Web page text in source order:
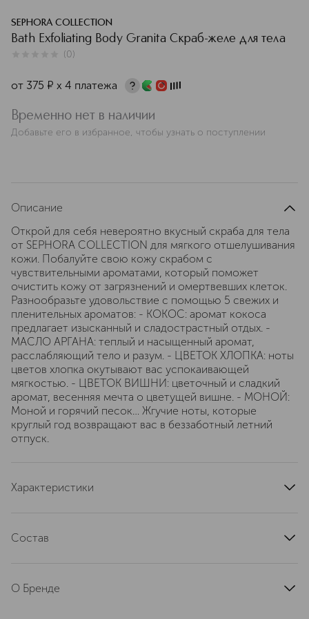
SEPHORA COLLECTION
Bath Exfoliating Body Granita Скраб-желе для тела
(0)
от 375 ¤ х 4 платежа
Временно нет в наличии
Добавьте его в избранное, чтобы узнать о поступлении
Описание
Открой для себя невероятно вкусный скраба для тела
от SEPHORA COLLECTION для мягкого отшелушивания
кожи. Побалуйте свою кожу скрабом с
чувствительными ароматами, который поможет
очистить кожу от загрязнений и омертвевших клеток.
Разнообразьте удовольствие с помощью 5 свежих и
пленительных ароматов: - КОКОС: аромат кокоса
предлагает изысканный и сладострастный отдых. -
МАСЛО АРГАНА: теплый и насыщенный аромат,
расслабляющий тело и разум. - ЦВЕТОК ХЛОПКА: ноты
цветов хлопка окутывают вас успокаивающей
мягкостью. - ЦВЕТОК ВИШНИ: цветочный и сладкий
аромат, весенняя мечта о цветущей вишне. - МОНОЙ:
Моной и горячий песок… Жгучие ноты, которые
круглый год возвращают вас в беззаботный летний
отпуск.
Характеристики
Состав
CASTOR OIL, CARBOMER, PARFUM (FRAGRANCE),
О Бренде